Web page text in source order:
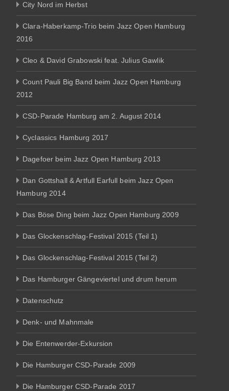
City Nord im Herbst
Clara-Haberkamp-Trio beim Jazz Open Hamburg
2016
Cleo & David Grabowski feat. Julius Gawlik
Count Pauli Big Band beim Jazz Open Hamburg
2012
CSD-Parade Hamburg am 2. August 2014
Cyclassics Hamburg 2017
Dagefoer beim Jazz Open Hamburg 2013
Dan Gottshall & Artfull Earfull beim Jazz Open
Hamburg 2014
Das Böse Ding beim Jazz Open Hamburg 2009
Das Glockenschlag-Festival 2015 (Teil 1)
Das Glockenschlag-Festival 2015 (Teil 2)
Das Hamburger Gängeviertel und drum herum
Datenschutz
Denk- und Mahnmale
Die Entenwerder-Exkursion
Die Hamburger CSD-Parade 2009
Die Hamburger CSD-Parade 2017